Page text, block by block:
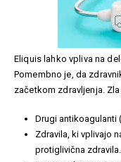
Eliquis lahko vpliva na
Pomembno je, da
začetkom zdravljenja.
Drugi antikoagulanti
Zdravila, ki vplivajo
protiglivična zdravila.